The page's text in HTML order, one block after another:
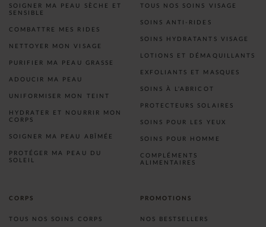
SOIGNER MA PEAU SÈCHE ET
SENSIBLE
COMBATTRE MES RIDES
NETTOYER MON VISAGE
PURIFIER MA PEAU GRASSE
ADOUCIR MA PEAU
UNIFORMISER MON TEINT
HYDRATER ET NOURRIR MON
CORPS
SOIGNER MA PEAU ABÎMÉE
PROTÉGER MA PEAU DU
SOLEIL
TOUS NOS SOINS VISAGE
SOINS ANTI-RIDES
SOINS HYDRATANTS VISAGE
LOTIONS ET DÉMAQUILLANTS
EXFOLIANTS ET MASQUES
SOINS À L'ABRICOT
PROTECTEURS SOLAIRES
SOINS POUR LES YEUX
SOINS POUR HOMME
COMPLÉMENTS
ALIMENTAIRES
CORPS
TOUS NOS SOINS CORPS
PROMOTIONS
NOS BESTSELLERS